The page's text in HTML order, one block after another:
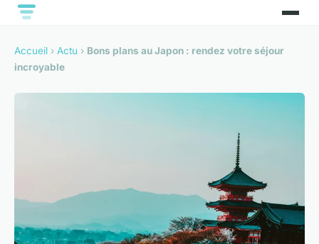
Accueil › Actu › Bons plans au Japon : rendez votre séjour
incroyable